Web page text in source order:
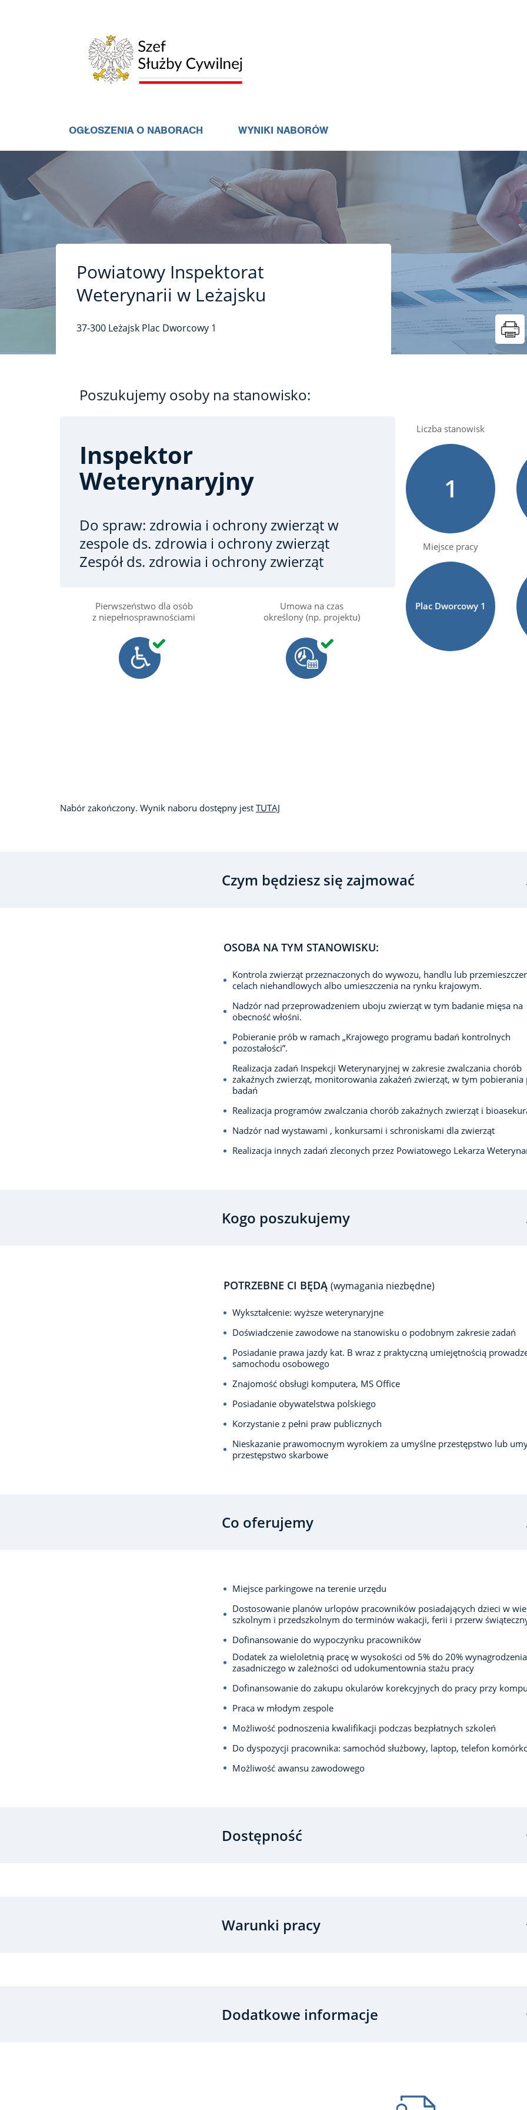
OGŁOSZENIA O NABORACH WYNIKI NABORÓW
Powiatowy Inspektorat
Weterynarii w Leżajsku
37-300 Leżajsk Plac Dworcowy 1
Poszukujemy osoby na stanowisko:
Inspektor
Weterynaryjny
Do spraw: zdrowia i ochrony zwierząt w
zespole ds. zdrowia i ochrony zwierząt
Zespół ds. zdrowia i ochrony zwierząt
Pierwszeństwo dla osób
z niepełnosprawnościami
Umowa na czas
określony (np. projektu)
Liczba stanowisk
1
Miejsce pracy
Plac Dworcowy 1
Nabór zakończony. Wynik naboru dostępny jest TUTAJ
Czym będziesz się zajmować
OSOBA NA TYM STANOWISKU:
Kontrola zwierząt przeznaczonych do wywozu, handlu lub
celach niehandlowych albo umieszczenia na rynku krajowym.
Nadzór nad przeprowadzeniem uboju zwierząt w tym badanie mięsa na
obecność włośni.
Pobieranie prób w ramach „Krajowego programu badań kontrolnych
pozostałości”.
Realizacja zadań Inspekcji Weterynaryjnej w zakresie zwalczania chorób
zakaźnych zwierząt, monitorowania zakażeń zwierząt, w tym
badań
Realizacja programów zwalczania chorób zakaźnych zwierząt i
Nadzór nad wystawami , konkursami i schroniskami dla zwierząt
Realizacja innych zadań zleconych przez Powiatowego Lekarza
Kogo poszukujemy
POTRZEBNE CI BĘDĄ (wymagania niezbędne)
Wykształcenie: wyższe weterynaryjne
Doświadczenie zawodowe na stanowisku o podobnym zakresie zadań
Posiadanie prawa jazdy kat. B wraz z praktyczną umiejętnością
samochodu osobowego
Znajomość obsługi komputera, MS Office
Posiadanie obywatelstwa polskiego
Korzystanie z pełni praw publicznych
Nieskazanie prawomocnym wyrokiem za umyślne przestępstwo lub
przestępstwo skarbowe
Co oferujemy
Miejsce parkingowe na terenie urzędu
Dostosowanie planów urlopów pracowników posiadających dzieci w
szkolnym i przedszkolnym do terminów wakacji, ferii i przerw
Dofinansowanie do wypoczynku pracowników
Dodatek za wieloletnią pracę w wysokości od 5% do 20% wynagrodzenia
zasadniczego w zależności od udokumentownia stażu pracy
Dofinansowanie do zakupu okularów korekcyjnych do pracy przy
Praca w młodym zespole
Możliwość podnoszenia kwalifikacji podczas bezpłatnych szkoleń
Do dyspozycji pracownika: samochód służbowy, laptop, telefon
Możliwość awansu zawodowego
Dostępność
Warunki pracy
Dodatkowe informacje